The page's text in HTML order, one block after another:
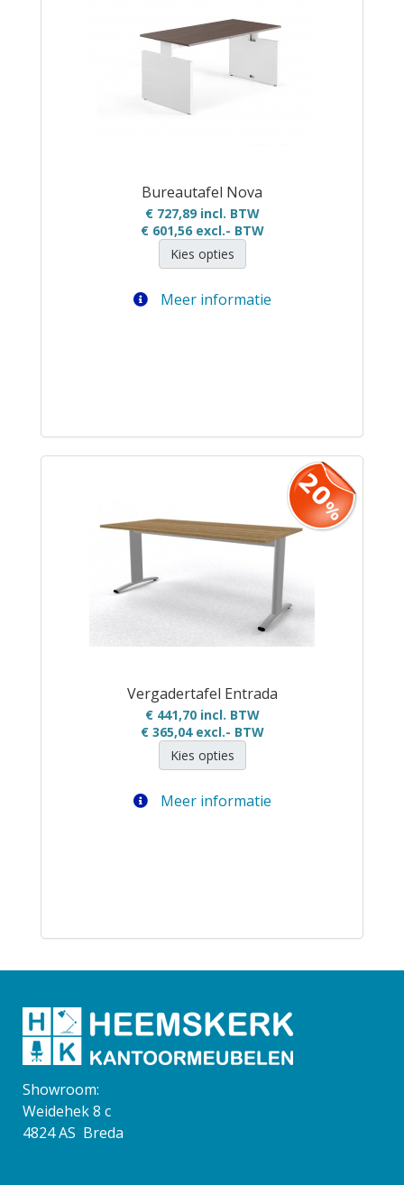
Bureautafel Nova
€ 727,89 incl. BTW
€ 601,56excl.- BTW
Kies opties
Meer informatie
Vergadertafel Entrada
€ 441,70 incl. BTW
€ 365,04excl.- BTW
Kies opties
Meer informatie
Showroom:
Weidehek 8 c
4824 AS Breda